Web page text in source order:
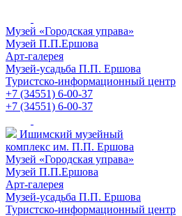
Музей «Городская управа»
Музей П.П.Ершова
Арт-галерея
Музей-усадьба П.П. Ершова
Туристско-информационный центр
+7 (34551) 6-00-37
+7 (34551) 6-00-37
Ишимский музейный
комплекс им. П.П. Ершова
Музей «Городская управа»
Музей П.П.Ершова
Арт-галерея
Музей-усадьба П.П. Ершова
Туристско-информационный центр